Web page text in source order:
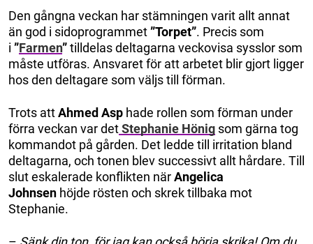
Den gångna veckan har stämningen varit allt annat
än god i sidoprogrammet”Torpet”. Precis som
i ”Farmen”tilldelas deltagarna veckovisa sysslor som
måste utföras. Ansvaret för att arbetet blir gjort ligger
hos den deltagare som väljs till förman.
Trots attAhmed Asp hade rollen som förman under
förra veckan var detStephanie Hönig som gärna tog
kommandot på gården. Det ledde till irritation bland
deltagarna, och tonen blev successivt allt hårdare. Till
slut eskalerade konflikten närAngelica
Johnsen höjde rösten och skrek tillbaka mot
Stephanie.